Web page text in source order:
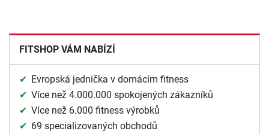
FITSHOP VÁM NABÍZÍ
Evropská jednička v domácím fitness
Více než 4.000.000 spokojených zákazníků
Více než 6.000 fitness výrobků
69 specializovaných obchodů